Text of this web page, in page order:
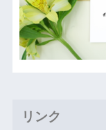
リンク